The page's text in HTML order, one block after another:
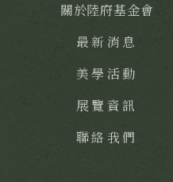
關於陸府基金會
最新消息
美學活動
展覽資訊
聯絡我們